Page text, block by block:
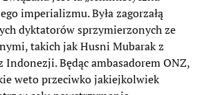
imperializmu. Była zagorzałą
dyktatorów sprzymierzonych ze
takich jak Husni Mubarak z
Indonezji. Będąc ambasadorem ONZ,
weto przeciwko jakiejkolwiek